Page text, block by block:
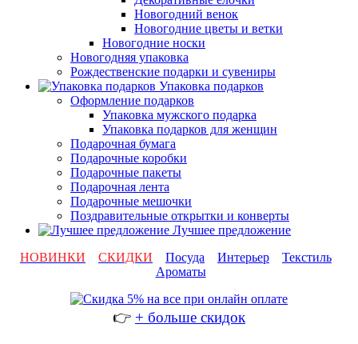
Новогодний венок
Новогодние цветы и ветки
Новогодние носки
Новогодняя упаковка
Рождественские подарки и сувениры
Упаковка подарков
Оформление подарков
Упаковка мужского подарка
Упаковка подарков для женщин
Подарочная бумага
Подарочные коробки
Подарочные пакеты
Подарочная лента
Подарочные мешочки
Поздравительные открытки и конверты
Лучшее предложение
НОВИНКИ
СКИДКИ Посуда Интерьер
Текстиль
Ароматы
👉 + больше скидок